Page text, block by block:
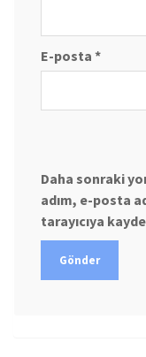
E-posta *
Daha sonraki
adım, e-posta
tarayıcıya